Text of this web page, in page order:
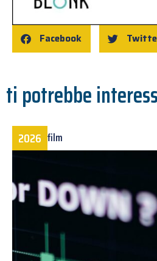
Facebook
ti potrebbe
2026 film